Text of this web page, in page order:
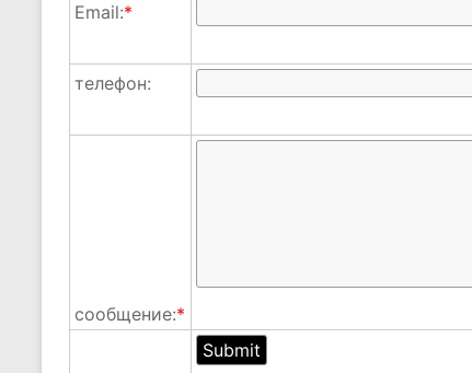
Email:*
телефон:
сообщение:*